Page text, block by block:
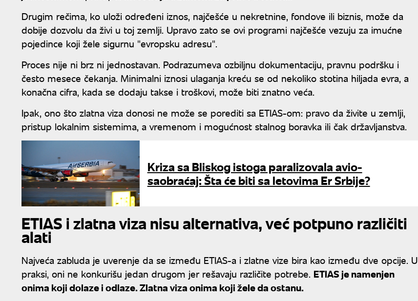
Drugim rečima, ko uloži određeni iznos, najčešće u nekretnine, fondove ili biznis, može da
dobije dozvolu da živi u toj zemlji. Upravo zato se ovi programi najčešće vezuju za imućne
pojedince koji žele sigurnu "evropsku adresu".
Proces nije ni brz ni jednostavan. Podrazumeva ozbiljnu dokumentaciju, pravnu podršku i
često mesece čekanja. Minimalni iznosi ulaganja kreću se od nekoliko stotina hiljada evra, a
konačna cifra, kada se dodaju takse i troškovi, može biti znatno veća.
Ipak, ono što zlatna viza donosi ne može se porediti sa ETIAS-om: pravo da živite u zemlji,
pristup lokalnim sistemima, a vremenom i mogućnost stalnog boravka ili čak državljanstva.
Kriza sa Bliskog istoga paralizovala avio-
saobraćaj: Šta će biti sa letovima Er Srbije?
ETIAS i zlatna viza nisu alternativa, već potpuno različiti
alati
Najveća zabluda je uverenje da se između ETIAS-a i zlatne vize bira kao između dve opcije. U
praksi, oni ne konkurišu jedan drugom jer rešavaju različite potrebe. ETIAS je namenjen
onima koji dolaze i odlaze. Zlatna viza onima koji žele da ostanu.